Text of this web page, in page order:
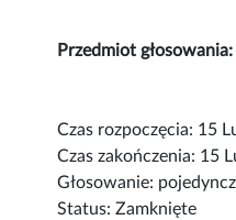
Przedmiot
Czas rozpoczęcia: 15
Czas zakończenia: 15
Głosowanie:
Status: Zamknięte